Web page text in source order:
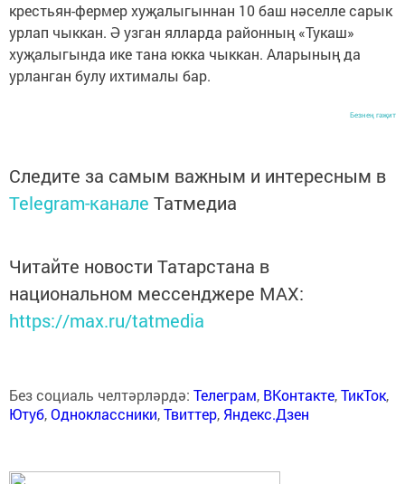
крестьян-фермер хуҗалыгыннан 10 баш нәселле сарык
урлап чыккан. Ә узган ялларда районның «Тукаш»
хуҗалыгында ике тана юкка чыккан. Аларының да
урланган булу ихтималы бар.
Безнең гәҗит
Следите за самым важным и интересным в
Telegram-канале Татмедиа
Читайте новости Татарстана в
национальном мессенджере MАХ:
https://max.ru/tatmedia
Без социаль челтәрләрдә: Телеграм, ВКонтакте,ТикТок,
Ютуб,Одноклассники,Твиттер, Яндекс.Дзен